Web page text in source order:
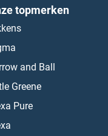
topmerken
and Ball
Greene
Pure